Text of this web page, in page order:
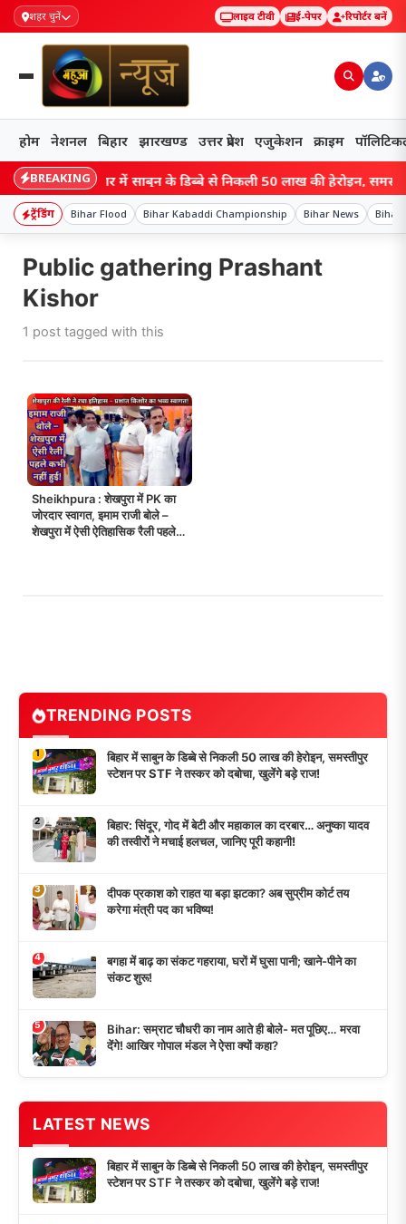
शहर चुनें लाइव टीवी ई-पेपर रिपोर्टर बनें
होम नेशनल बिहार झारखण्ड उत्तर प्रदेश एजुकेशन क्राइम
BREAKINGबिहार में साबुन के डिब्बे से निकली 50 लाख की हेरोइन,
ट्रेंडिंग Bihar Flood Bihar Kabaddi Championship Bihar News Bihar
Public gathering Prashant
Kishor
1 post tagged with this
Sheikhpura : शेखपुरा में PK का
जोरदार स्वागत, इमाम राजी बोले –
शेखपुरा में ऐसी ऐतिहासिक रैली पहले
TRENDING POSTS
1
बिहार में साबुन के डिब्बे से निकली 50 लाख की हेरोइन, समस्तीपुर
स्टेशन पर STF ने तस्कर को दबोचा, खुलेंगे बड़े राज!
2
बिहार: सिंदूर, गोद में बेटी और महाकाल का दरबार… अनुष्का यादव
की तस्वीरों ने मचाई हलचल, जानिए पूरी कहानी!
3
दीपक प्रकाश को राहत या बड़ा झटका? अब सुप्रीम कोर्ट तय
करेगा मंत्री पद का भविष्य!
4
बगहा में बाढ़ का संकट गहराया, घरों में घुसा पानी; खाने-पीने का
संकट शुरू!
5
Bihar: सम्राट चौधरी का नाम आते ही बोले- मत पूछिए… मरवा
देंगे! आखिर गोपाल मंडल ने ऐसा क्यों कहा?
LATEST NEWS
बिहार में साबुन के डिब्बे से निकली 50 लाख की हेरोइन, समस्तीपुर
स्टेशन पर STF ने तस्कर को दबोचा, खुलेंगे बड़े राज!